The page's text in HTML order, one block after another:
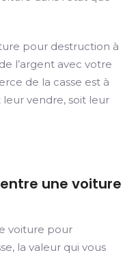
pour destruction à
l’argent avec votre
de la casse est à
leur vendre, soit leur
une voiture
voiture pour
la valeur qui vous